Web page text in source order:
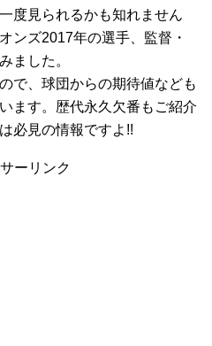
度見られるかも知れません
ンズ2017年の選手、監督・
ました。
で、球団からの期待値なども
ます。歴代永久欠番もご紹介
必見の情報ですよ!!
ーリンク